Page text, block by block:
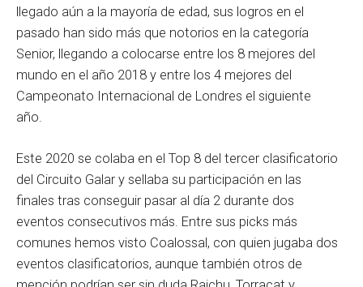
llegado aún a la mayoría de edad, sus logros en el
pasado han sido más que notorios en la categoría
Senior, llegando a colocarse entre los 8 mejores del
mundo en el año 2018 y entre los 4 mejores del
Campeonato Internacional de Londres el siguiente
año.
Este 2020 se colaba en el Top 8 del tercer clasificatorio
del Circuito Galar y sellaba su participación en las
finales tras conseguir pasar al día 2 durante dos
eventos consecutivos más. Entre sus picks más
comunes hemos visto Coalossal, con quien jugaba dos
eventos clasificatorios, aunque también otros de